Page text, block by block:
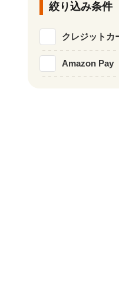
絞り込み条件
クレジットカ
Amazon Pay